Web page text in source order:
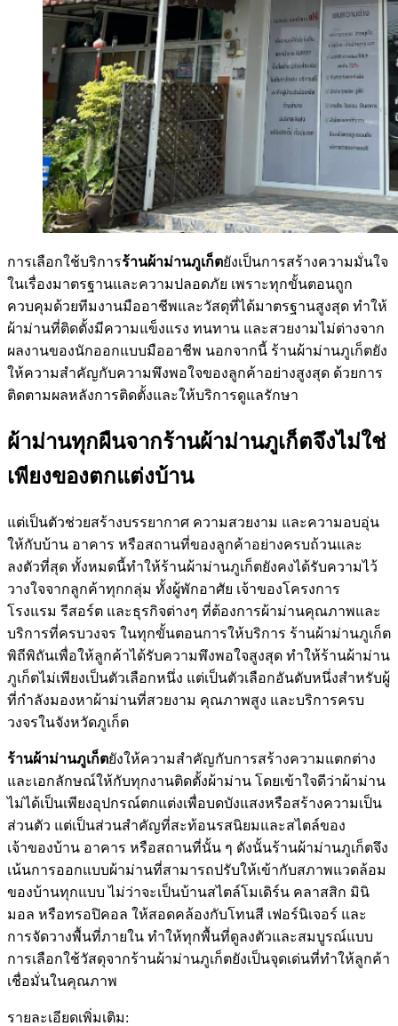
การเลือกใช้บริการร้านผ้าม่านภูเก็ตยังเป็นการสร้างความมั่นใจ
ในเรื่องมาตรฐานและความปลอดภัย เพราะทุกขั้นตอนถูก
ควบคุมด้วยทีมงานมืออาชีพและวัสดุที่ได้มาตรฐานสูงสุด ทำให้
ผ้าม่านที่ติดตั้งมีความแข็งแรง ทนทาน และสวยงามไม่ต่างจาก
ผลงานของนักออกแบบมืออาชีพ นอกจากนี้ ร้านผ้าม่านภูเก็ตยัง
ให้ความสำคัญกับความพึงพอใจของลูกค้าอย่างสูงสุด ด้วยการ
ติดตามผลหลังการติดตั้งและให้บริการดูแลรักษา
ผ้าม่านทุกผืนจากร้านผ้าม่านภูเก็ตจึงไม่ใช่
เพียงของตกแต่งบ้าน
แต่เป็นตัวช่วยสร้างบรรยากาศ ความสวยงาม และความอบอุ่น
ให้กับบ้าน อาคาร หรือสถานที่ของลูกค้าอย่างครบถ้วนและ
ลงตัวที่สุด ทั้งหมดนี้ทำให้ร้านผ้าม่านภูเก็ตยังคงได้รับความไว้
วางใจจากลูกค้าทุกกลุ่ม ทั้งผู้พักอาศัย เจ้าของโครงการ
โรงแรม รีสอร์ต และธุรกิจต่างๆ ที่ต้องการผ้าม่านคุณภาพและ
บริการที่ครบวงจร ในทุกขั้นตอนการให้บริการ ร้านผ้าม่านภูเก็ต
พิถีพิถันเพื่อให้ลูกค้าได้รับความพึงพอใจสูงสุด ทำให้ร้านผ้าม่าน
ภูเก็ตไม่เพียงเป็นตัวเลือกหนึ่ง แต่เป็นตัวเลือกอันดับหนึ่งสำหรับผู้
ที่กำลังมองหาผ้าม่านที่สวยงาม คุณภาพสูง และบริการครบ
วงจรในจังหวัดภูเก็ต
ร้านผ้าม่านภูเก็ตยังให้ความสำคัญกับการสร้างความแตกต่าง
และเอกลักษณ์ให้กับทุกงานติดตั้งผ้าม่าน โดยเข้าใจดีว่าผ้าม่าน
ไม่ได้เป็นเพียงอุปกรณ์ตกแต่งเพื่อบดบังแสงหรือสร้างความเป็น
ส่วนตัว แต่เป็นส่วนสำคัญที่สะท้อนรสนิยมและสไตล์ของ
เจ้าของบ้าน อาคาร หรือสถานที่นั้น ๆ ดังนั้นร้านผ้าม่านภูเก็ตจึง
เน้นการออกแบบผ้าม่านที่สามารถปรับให้เข้ากับสภาพแวดล้อม
ของบ้านทุกแบบ ไม่ว่าจะเป็นบ้านสไตล์โมเดิร์น คลาสสิก มินิ
มอล หรือทรอปิคอล ให้สอดคล้องกับโทนสี เฟอร์นิเจอร์ และ
การจัดวางพื้นที่ภายใน ทำให้ทุกพื้นที่ดูลงตัวและสมบูรณ์แบบ
การเลือกใช้วัสดุจากร้านผ้าม่านภูเก็ตยังเป็นจุดเด่นที่ทำให้ลูกค้า
เชื่อมั่นในคุณภาพ
รายละเอียดเพิ่มเติม: